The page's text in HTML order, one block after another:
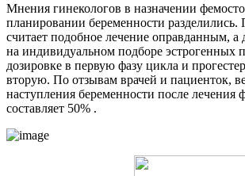
Мнения гинекологов в назначении
планировании беременности разделились.
считает подобное лечение оправданным, а
на индивидуальном подборе эстрогенных
дозировке в первую фазу цикла и
вторую. По отзывам врачей и пациенток,
наступления беременности после лечения
составляет 50% .